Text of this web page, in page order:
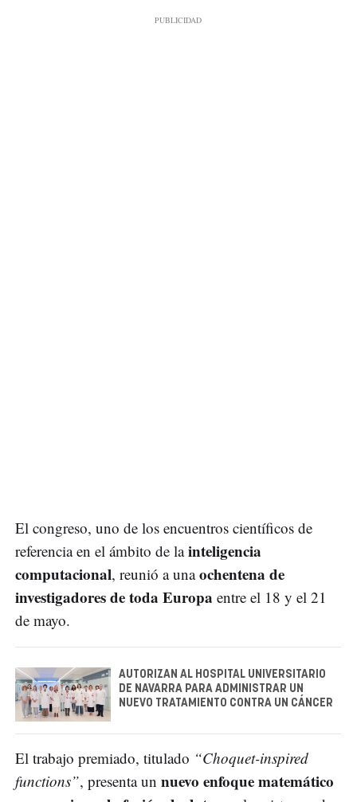
El congreso, uno de los encuentros científicos de
referencia en el ámbito de lainteligencia
computacional, reunió a unaochentena de
investigadores de toda Europa entre el 18 y el 21
de mayo.
AUTORIZAN AL HOSPITAL UNIVERSITARIO
DE NAVARRA PARA ADMINISTRAR UN
NUEVO TRATAMIENTO CONTRA UN CÁNCER
El trabajo premiado, titulado “Choquet-inspired
functions”, presenta un nuevo enfoque matemático